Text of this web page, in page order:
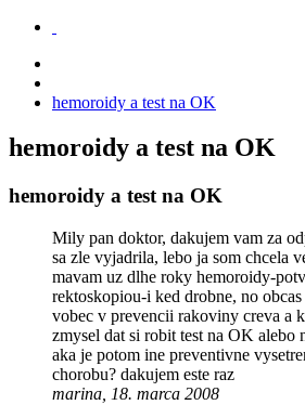
hemoroidy a test na OK
hemoroidy a test na OK
hemoroidy a test na OK
Mily pan doktor, dakujem vam za
sa zle vyjadrila, lebo ja som chcela
mavam uz dlhe roky hemoroidy-
rektoskopiou-i ked drobne, no
vobec v prevencii rakoviny creva a
zmysel dat si robit test na OK alebo
aka je potom ine preventivne
chorobu? dakujem este raz
marina, 18. marca 2008